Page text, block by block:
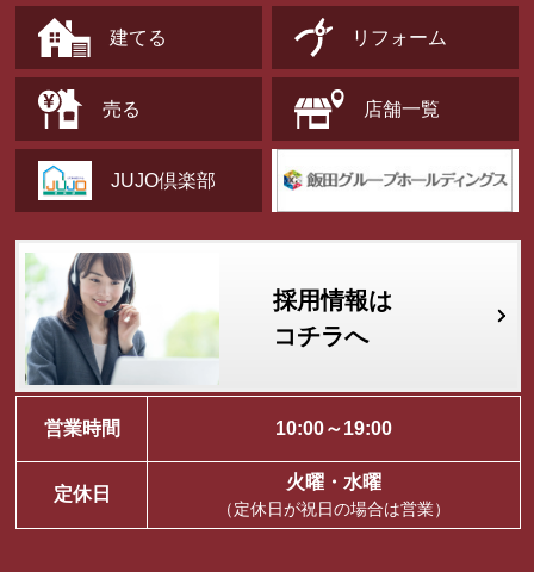
建てる リフォーム
売る 店舗一覧
JUJO倶楽部
採用情報は
コチラへ
営業時間 10:00～19:00
定休日
火曜・水曜
（定休日が祝日の場合は営業）